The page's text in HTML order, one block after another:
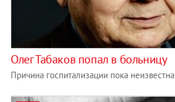
Олег Табаков попал в больницу
Причина госпитализации пока неизвестна